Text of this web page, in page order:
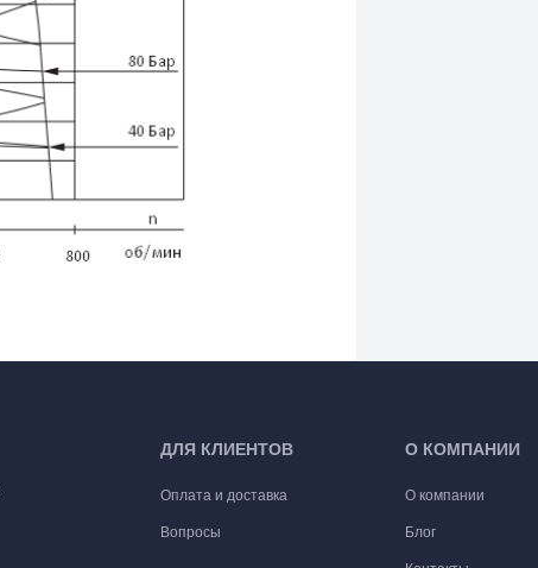
ДЛЯ КЛИЕНТОВ
Оплата и доставка
Вопросы
О КОМПАНИИ
О компании
Блог